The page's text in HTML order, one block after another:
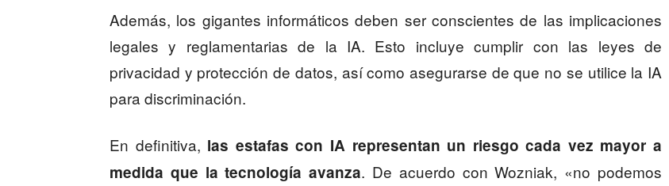
Además, los gigantes informáticos deben ser conscientes de las implicaciones
legales y reglamentarias de la IA. Esto incluye cumplir con las leyes de
privacidad y protección de datos, así como asegurarse de que no se utilice la IA
para discriminación.
En definitiva, las estafas con IA representan un riesgo cada vez mayor a
medida que la tecnología avanza. De acuerdo con Wozniak, «no podemos